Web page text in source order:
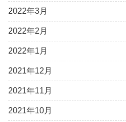
2022年3月
2022年2月
2022年1月
2021年12月
2021年11月
2021年10月